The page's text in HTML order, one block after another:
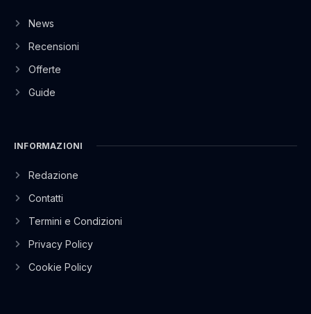
News
Recensioni
Offerte
Guide
INFORMAZIONI
Redazione
Contatti
Termini e Condizioni
Privacy Policy
Cookie Policy